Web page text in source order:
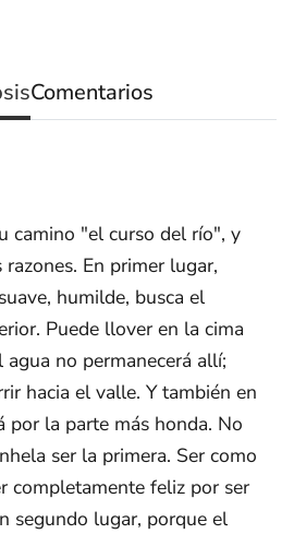
Comentarios
camino "el curso del río", y
En primer lugar,
humilde, busca el
Puede llover en la cima
no permanecerá allí;
hacia el valle. Y también en
por la parte más honda. No
ser la primera. Ser como
completamente feliz por ser
segundo lugar, porque el